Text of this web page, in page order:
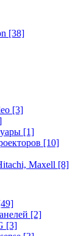
[38]
[3]
[1]
[10]
Maxell [8]
[2]
[3]